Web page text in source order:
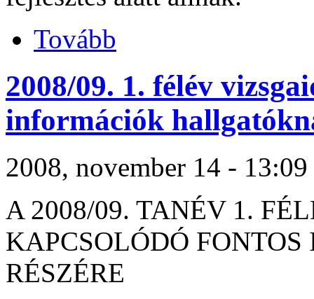
Tovább
2008/09. 1. félév
információk
2008, november 14 -
A 2008/09. TANÉV 1.
KAPCSOLÓDÓ
RÉSZÉRE